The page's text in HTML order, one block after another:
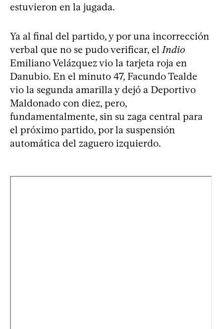
estuvieron en la jugada.
Ya al final del partido, y por una incorrección
verbal que no se pudo verificar, el Indio
Emiliano Velázquez vio la tarjeta roja en
Danubio. En el minuto 47, Facundo Tealde
vio la segunda amarilla y dejó a Deportivo
Maldonado con diez, pero,
fundamentalmente, sin su zaga central para
el próximo partido, por la suspensión
automática del zaguero izquierdo.